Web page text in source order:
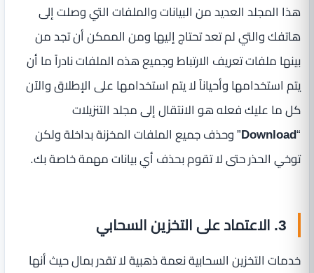
هذا المجلد العديد من البيانات والملفات التي وصلت إلى
هاتفك والتي لم تعد تحتاج إليها ومن الممكن أن تجد من
بينها ملفات تعريف الارتباط وجميع هذه الملفات نادراً ما أن
يتم استخدامها وأحياناً لا يتم استخدامها على الإطلاق والآن
كل ما عليك فعله هو الانتقال إلى مجلد التنزيلات
“
Download” وحذف جميع الملفات المخزنة بداخلة ولكن
توخي الحذر حتى لا تقوم بحذف أي بيانات مهمة خاصة بك.
3. الاعتماد على التخزين السحابي
خدمات التخزين السحابية نعمة ذهبية لا تقدر بمال حيث أنها